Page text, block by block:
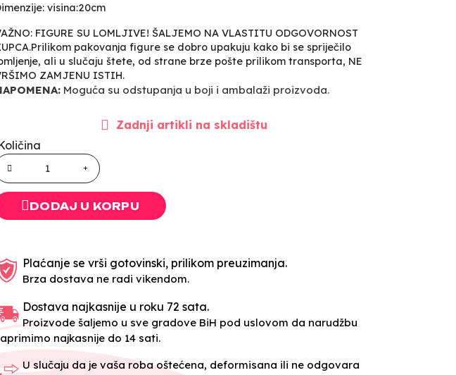
visina:20cm
FIGURE SU LOMLJIVE! ŠALJEMO NA VLASTITU ODGOVORNOST
pakovanja figure se dobro upakuju kako bi se spriječilo
ali u slučaju štete, od strane brze pošte prilikom transporta, NE
ZAMJENU ISTIH.
Moguća su odstupanja u boji i ambalaži proizvoda.
Zadnji artikli na skladištu
DODAJ U KORPU
Plaćanje se vrši gotovinski, prilikom preuzimanja.
Brza dostava ne radi vikendom.
Dostava najkasnije u roku 72 sata.
Proizvode šaljemo u sve gradove BiH pod uslovom da narudžbu
najkasnije do 14 sati.
U slučaju da je vaša roba oštećena, deformisana ili ne odgovara